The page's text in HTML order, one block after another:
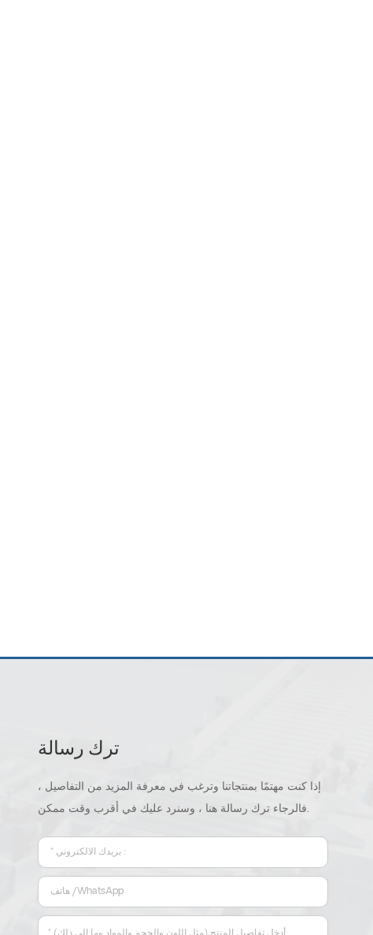
ترك رسالة
إذا كنت مهتمًا بمنتجاتنا وترغب في معرفة المزيد من التفاصيل ،
فالرجاء ترك رسالة هنا ، وسنرد عليك في أقرب وقت ممكن.